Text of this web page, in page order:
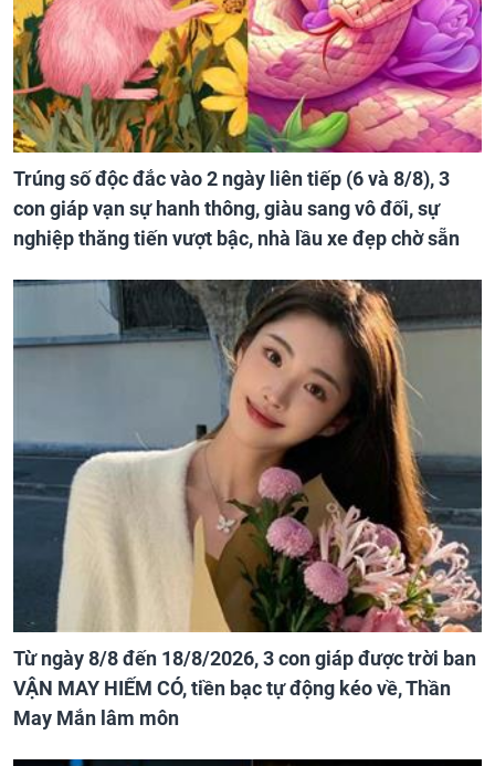
Trúng số độc đắc vào 2 ngày liên tiếp (6 và 8/8), 3
con giáp vạn sự hanh thông, giàu sang vô đối, sự
nghiệp thăng tiến vượt bậc, nhà lầu xe đẹp chờ sẵn
Từ ngày 8/8 đến 18/8/2026, 3 con giáp được trời ban
VẬN MAY HIẾM CÓ, tiền bạc tự động kéo về, Thần
May Mắn lâm môn